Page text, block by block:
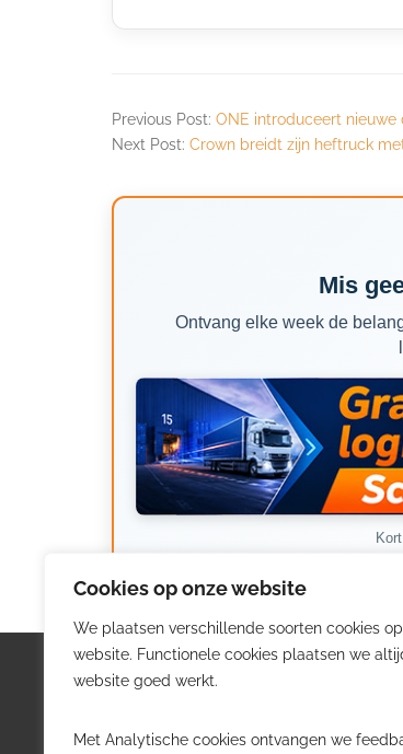
Cookies op onze website
We plaatsen verschillende soorten cookies
website. Functionele cookies plaatsen we
website goed werkt.
Met Analytische cookies ontvangen we
Previous Post: ONE introduceert
Next Post: Crown breidt zijn heftruck
Mis
Ontvang elke week de
Logistiek.be
Logistiek.be brengt dagelijks nieuws,